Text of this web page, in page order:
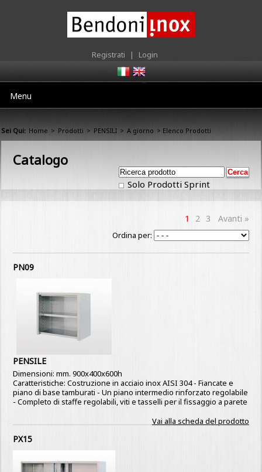
Registrati | Login
Menu
Sei Qui: Home > Prodotti > PENSILI > A giorno > Elenco Prodotti
Catalogo
Solo Prodotti Sprint
1 2 3 Avanti »
Ordina per:
PN09
PENSILE
Dimensioni: mm. 900x400x600h
Caratteristiche: Costruzione in acciaio inox AISI 304 - Fiancate e
piano di base tamburati - Un piano intermedio rinforzato regolabile
- Completo di staffe regolabili, viti e tasselli per il fissaggio a parete
Vai alla scheda del prodotto
PX15